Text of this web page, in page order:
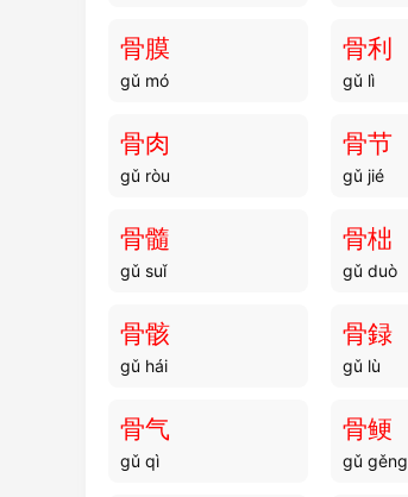
骨膜
gǔ mó
骨利
gǔ lì
骨肉
gǔ ròu
骨节
gǔ jié
骨髓
gǔ suǐ
骨柮
gǔ duò
骨骸
gǔ hái
骨録
gǔ lù
骨气
gǔ qì
骨鲠
gǔ gěng